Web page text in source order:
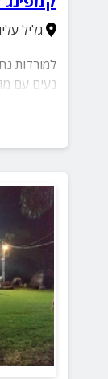
גליל
למורדות
נעים עם